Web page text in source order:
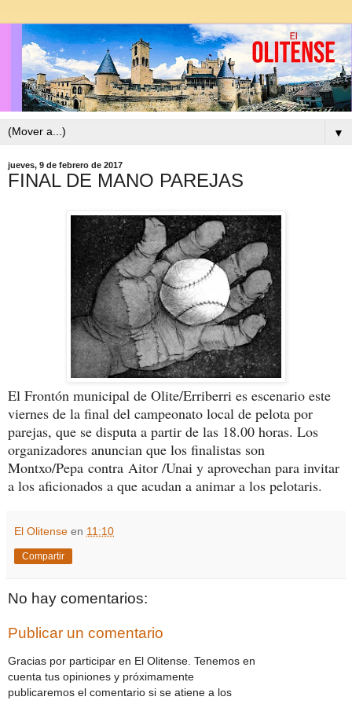
▼
jueves, 9 de febrero de 2017
FINAL DE MANO PAREJAS
El Frontón municipal de Olite/Erriberri es escenario este
viernes de la final del campeonato local de pelota por
parejas, que se disputa a partir de las 18.00 horas. Los
organizadores anuncian que los finalistas son
Montxo/Pepa contra Aitor /Unai y aprovechan para invitar
a los aficionados a que acudan a animar a los pelotaris.
El Olitense en 11:10
Compartir
No hay comentarios:
Publicar un comentario
Gracias por participar en El Olitense. Tenemos en
cuenta tus opiniones y próximamente
publicaremos el comentario si se atiene a los